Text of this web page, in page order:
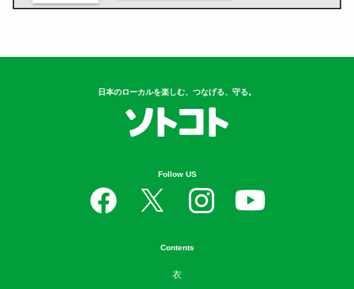
日本のローカルを楽しむ、つなげる、守る。
Follow US
Contents
衣